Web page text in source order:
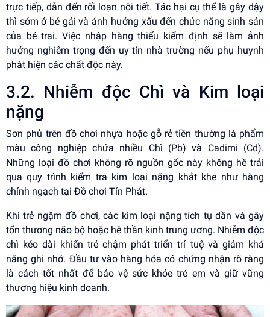
trực tiếp, dẫn đến rối loạn nội tiết. Tác hại cụ thể là gây dậy
thì sớm ở bé gái và ảnh hưởng xấu đến chức năng sinh sản
của bé trai. Việc nhập hàng thiếu kiểm định sẽ làm ảnh
hưởng nghiêm trọng đến uy tín nhà trường nếu phụ huynh
phát hiện các chất độc này.
3.2. Nhiễm độc Chì và Kim loại
nặng
Sơn phủ trên đồ chơi nhựa hoặc gỗ rẻ tiền thường là phẩm
màu công nghiệp chứa nhiều Chì (Pb) và Cadimi (Cd).
Những loại đồ chơi không rõ nguồn gốc này không hề trải
qua quy trình kiểm tra kim loại nặng khắt khe như hàng
chính ngạch tại Đồ chơi Tín Phát.
Khi trẻ ngậm đồ chơi, các kim loại nặng tích tụ dần và gây
tổn thương não bộ hoặc hệ thần kinh trung ương. Nhiễm độc
chì kéo dài khiến trẻ chậm phát triển trí tuệ và giảm khả
năng ghi nhớ. Đầu tư vào hàng hóa có chứng nhận rõ ràng
là cách tốt nhất để bảo vệ sức khỏe trẻ em và giữ vững
thương hiệu kinh doanh.